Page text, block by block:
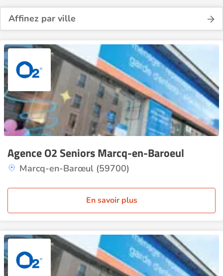
Affinez par ville
Agence O2 Seniors Marcq-en-Baroeul
Marcq-en-Barœul (59700)
En savoir plus